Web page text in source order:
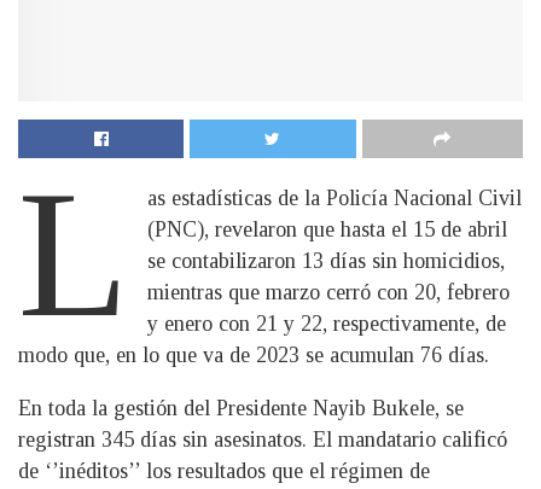
L
as estadísticas de la Policía Nacional Civil
(PNC), revelaron que hasta el 15 de abril
se contabilizaron 13 días sin homicidios,
mientras que marzo cerró con 20, febrero
y enero con 21 y 22, respectivamente, de
modo que, en lo que va de 2023 se acumulan 76 días.
En toda la gestión del Presidente Nayib Bukele, se
registran 345 días sin asesinatos. El mandatario calificó
de ‘’inéditos’’ los resultados que el régimen de